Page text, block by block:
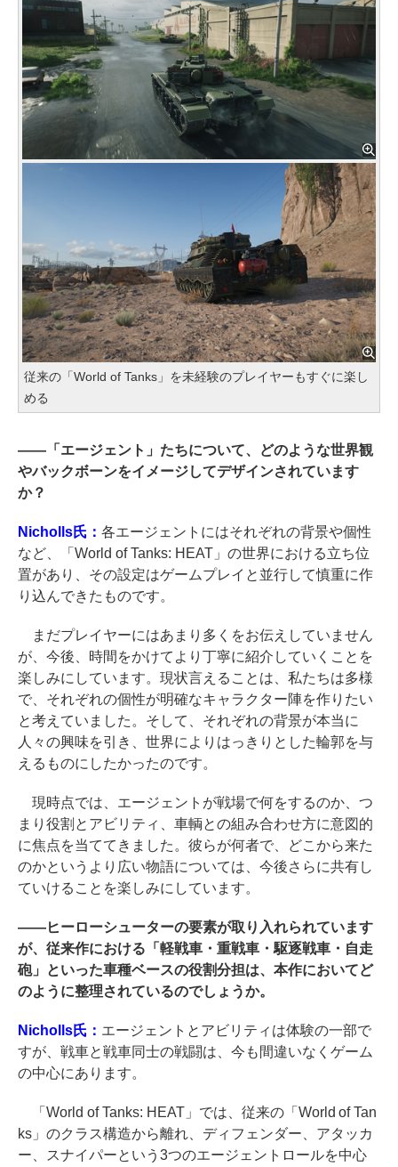
従来の「World of Tanks」を未経験のプレイヤーもすぐに楽し
める
――「エージェント」たちについて、どのような世界観
やバックボーンをイメージしてデザインされています
か？
Nicholls氏： 各エージェントにはそれぞれの背景や個性
など、「World of Tanks: HEAT」の世界における立ち位
置があり、その設定はゲームプレイと並行して慎重に作
り込んできたものです。
まだプレイヤーにはあまり多くをお伝えしていません
が、今後、時間をかけてより丁寧に紹介していくことを
楽しみにしています。現状言えることは、私たちは多様
で、それぞれの個性が明確なキャラクター陣を作りたい
と考えていました。そして、それぞれの背景が本当に
人々の興味を引き、世界によりはっきりとした輪郭を与
えるものにしたかったのです。
現時点では、エージェントが戦場で何をするのか、つ
まり役割とアビリティ、車輌との組み合わせ方に意図的
に焦点を当ててきました。彼らが何者で、どこから来た
のかというより広い物語については、今後さらに共有し
ていけることを楽しみにしています。
――ヒーローシューターの要素が取り入れられています
が、従来作における「軽戦車・重戦車・駆逐戦車・自走
砲」といった車種ベースの役割分担は、本作においてど
のように整理されているのでしょうか。
Nicholls氏： エージェントとアビリティは体験の一部で
すが、戦車と戦車同士の戦闘は、今も間違いなくゲーム
の中心にあります。
「World of Tanks: HEAT」では、従来の「World of Tan
ks」のクラス構造から離れ、ディフェンダー、アタッカ
ー、スナイパーという3つのエージェントロールを中心